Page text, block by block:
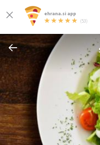
ehrana.si app
(53)